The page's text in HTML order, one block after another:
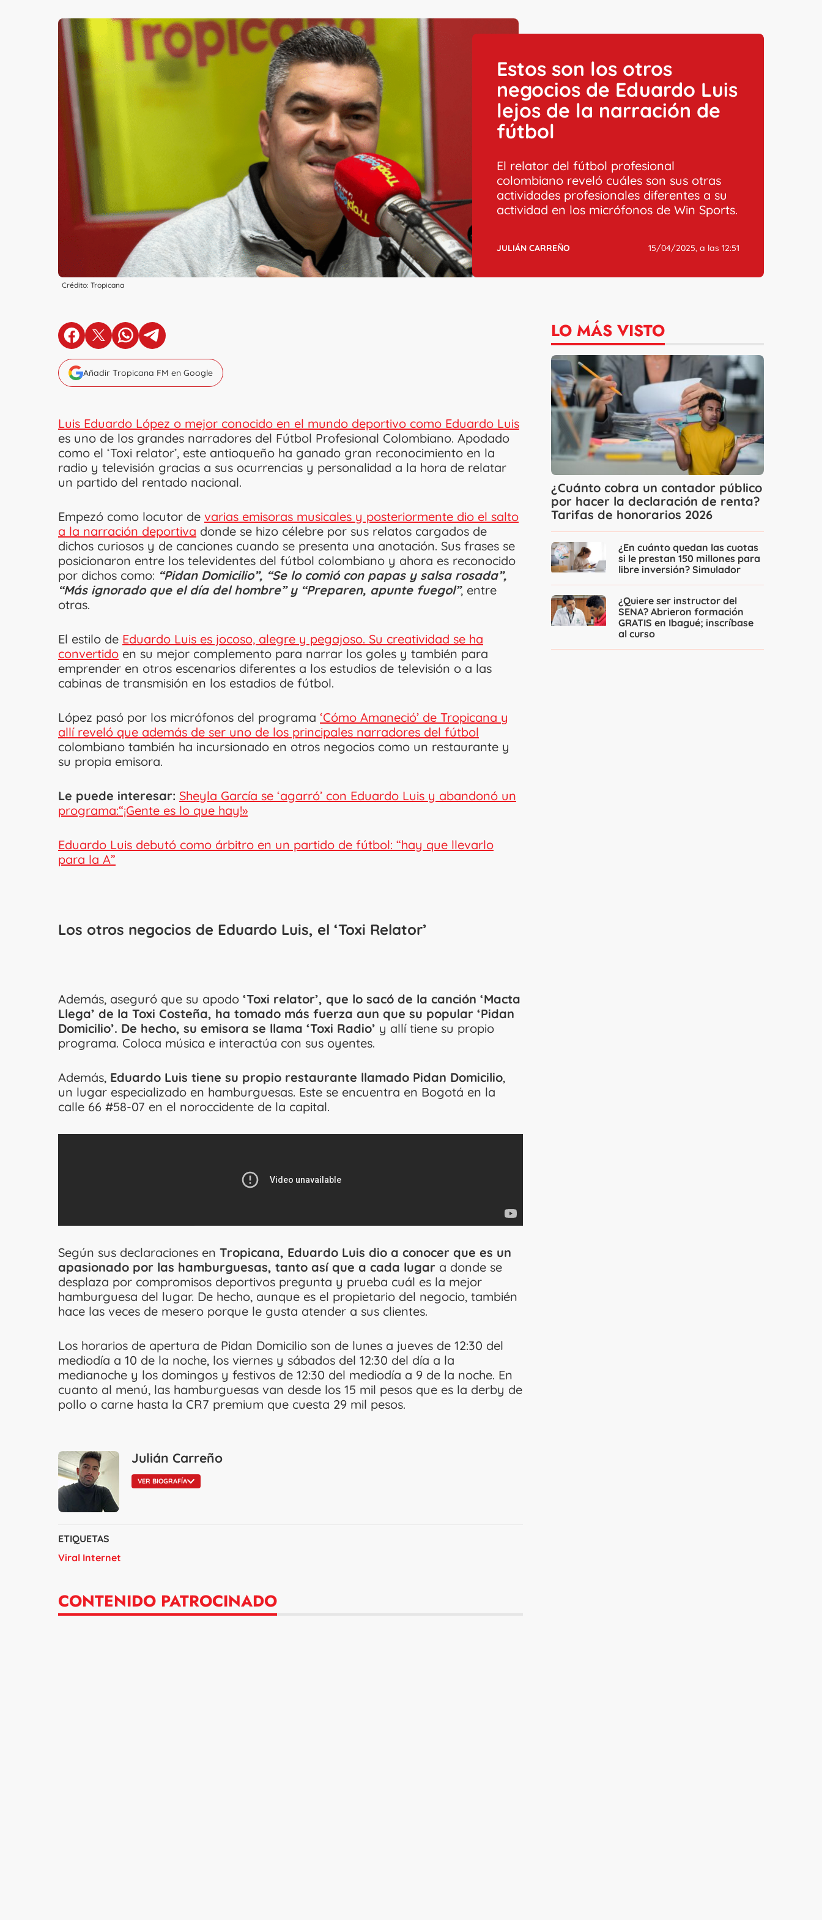
Crédito: Tropicana
Estos son los otros
negocios de Eduardo Luis
lejos de la narración de
fútbol
El relator del fútbol profesional
colombiano reveló cuáles son sus otras
actividades profesionales diferentes a su
actividad en los micrófonos de Win Sports.
JULIÁN CARREÑO 15/04/2025, a las 12:51
en Facebook
en X en Whatsapp
en Telegram
Añadir Tropicana FM en Google
Luis Eduardo López o mejor conocido en el mundo deportivo como Eduardo Luis
es uno de los grandes narradores del Fútbol Profesional Colombiano. Apodado
como el ‘Toxi relator’, este antioqueño ha ganado gran reconocimiento en la
radio y televisión gracias a sus ocurrencias y personalidad a la hora de relatar
un partido del rentado nacional.
Empezó como locutor de varias emisoras musicales y posteriormente dio el salto
a la narración deportiva donde se hizo célebre por sus relatos cargados de
dichos curiosos y de canciones cuando se presenta una anotación. Sus frases se
posicionaron entre los televidentes del fútbol colombiano y ahora es reconocido
por dichos como: “Pidan Domicilio”, “Se lo comió con papas y salsa rosada”,
“Más ignorado que el día del hombre” y “Preparen, apunte fuegol”, entre
otras.
El estilo de Eduardo Luis es jocoso, alegre y pegajoso. Su creatividad se ha
convertido en su mejor complemento para narrar los goles y también para
emprender en otros escenarios diferentes a los estudios de televisión o a las
cabinas de transmisión en los estadios de fútbol.
López pasó por los micrófonos del programa ‘Cómo Amaneció’ de Tropicana y
allí reveló que además de ser uno de los principales narradores del fútbol
colombiano también ha incursionado en otros negocios como un restaurante y
su propia emisora.
Le puede interesar: Sheyla García se ‘agarró’ con Eduardo Luis y abandonó un
programa:“¡Gente es lo que hay!»
Eduardo Luis debutó como árbitro en un partido de fútbol: “hay que llevarlo
para la A”
Los otros negocios de Eduardo Luis, el ‘Toxi Relator’
Además, aseguró que su apodo ‘Toxi relator’, que lo sacó de la canción ‘Macta
Llega’ de la Toxi Costeña, ha tomado más fuerza aun que su popular ‘Pidan
Domicilio’. De hecho, su emisora se llama ‘Toxi Radio’ y allí tiene su propio
programa. Coloca música e interactúa con sus oyentes.
Además, Eduardo Luis tiene su propio restaurante llamado Pidan Domicilio,
un lugar especializado en hamburguesas. Este se encuentra en Bogotá en la
calle 66 #58-07 en el noroccidente de la capital.
Según sus declaraciones en Tropicana, Eduardo Luis dio a conocer que es un
apasionado por las hamburguesas, tanto así que a cada lugar a donde se
desplaza por compromisos deportivos pregunta y prueba cuál es la mejor
hamburguesa del lugar. De hecho, aunque es el propietario del negocio, también
hace las veces de mesero porque le gusta atender a sus clientes.
Los horarios de apertura de Pidan Domicilio son de lunes a jueves de 12:30 del
mediodía a 10 de la noche, los viernes y sábados del 12:30 del día a la
medianoche y los domingos y festivos de 12:30 del mediodía a 9 de la noche. En
cuanto al menú, las hamburguesas van desde los 15 mil pesos que es la derby de
pollo o carne hasta la CR7 premium que cuesta 29 mil pesos.
Julián Carreño
VER BIOGRAFÍA
ETIQUETAS
Viral Internet
CONTENIDO PATROCINADO
LO MÁS VISTO
¿Cuánto cobra un contador público
por hacer la declaración de renta?
Tarifas de honorarios 2026
¿En cuánto quedan las cuotas
si le prestan 150 millones para
libre inversión? Simulador
¿Quiere ser instructor del
SENA? Abrieron formación
GRATIS en Ibagué; inscríbase
al curso